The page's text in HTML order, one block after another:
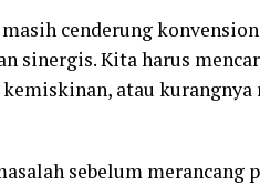
cenderung
sinergis. Kita harus
atau kurangnya
sebelum merancang